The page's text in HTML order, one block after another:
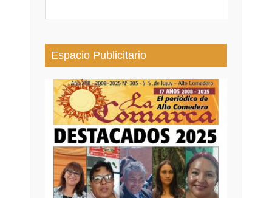
Espacio Publicitario